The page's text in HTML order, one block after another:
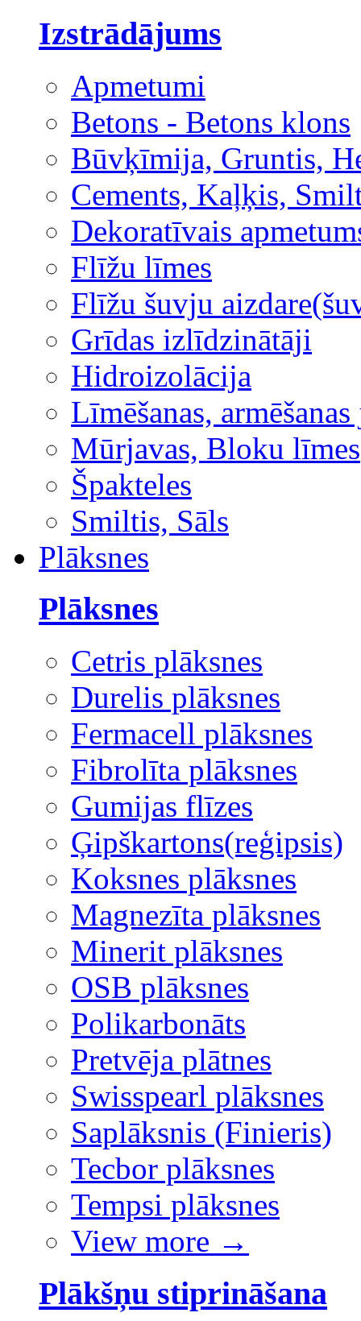
Izstrādājums
Apmetumi
Betons - Betons klons
Būvķīmija, Gruntis,
Cements, Kaļķis,
Dekoratīvais
Flīžu līmes
Flīžu šuvju
Grīdas izlīdzinātāji
Hidroizolācija
Līmēšanas, armēšanas
Mūrjavas, Bloku līmes
Špakteles
Smiltis, Sāls
Plāksnes
Plāksnes
Cetris plāksnes
Durelis plāksnes
Fermacell plāksnes
Fibrolīta plāksnes
Gumijas flīzes
Ģipškartons(reģipsis)
Koksnes plāksnes
Magnezīta plāksnes
Minerit plāksnes
OSB plāksnes
Polikarbonāts
Pretvēja plātnes
Swisspearl plāksnes
Saplāksnis (Finieris)
Tecbor plāksnes
Tempsi plāksnes
View more →
Plākšņu stiprināšana